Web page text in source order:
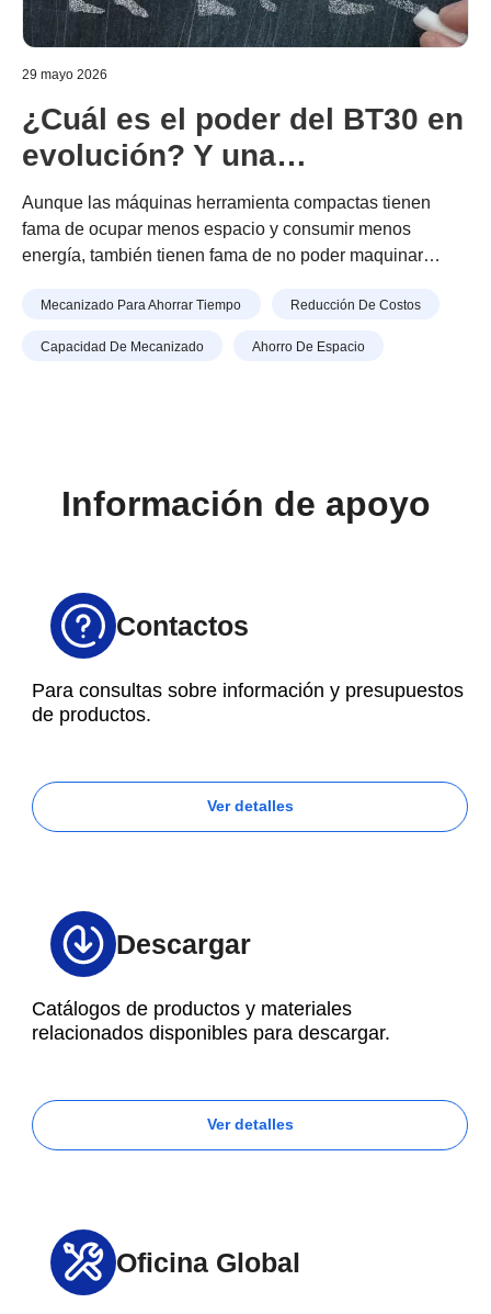
29 mayo 2026
¿Cuál es el poder del BT30 en
evolución? Y una
comparación con el BT40
Aunque las máquinas herramienta compactas tienen
fama de ocupar menos espacio y consumir menos
energía, también tienen fama de no poder maquinar
presentaremos la serie SPEEDIO desarrollada para el
Mecanizado Para Ahorrar Tiempo Reducción De Costos
Capacidad De Mecanizado Ahorro De Espacio
Información de apoyo
Contactos
Para consultas sobre información y presupuestos
de productos.
Ver detalles
Descargar
Catálogos de productos y materiales
relacionados disponibles para descargar.
Ver detalles
Oficina Global